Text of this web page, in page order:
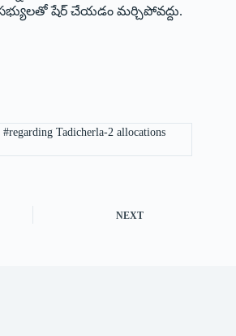
షేర్ చేయడం మర్చిపోవద్దు.
Tadicherla-2 allocations
NEXT